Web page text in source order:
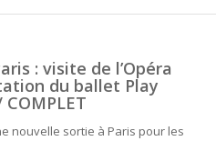
: visite de l’Opéra
du ballet Play
nouvelle sortie à Paris pour les